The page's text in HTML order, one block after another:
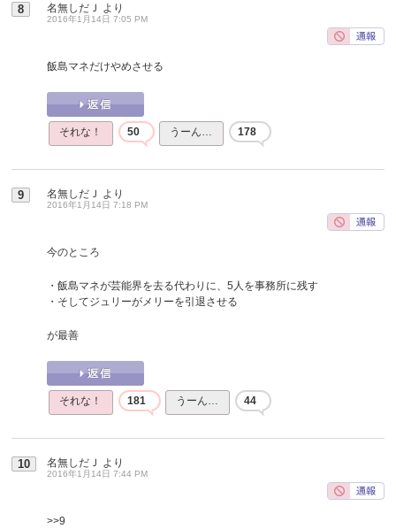
8 名無しだＪ より
2016年1月14日 7:05 PM
飯島マネだけやめさせる
それな！ 50 うーん… 178
9 名無しだＪ より
2016年1月14日 7:18 PM
今のところ
・飯島マネが芸能界を去る代わりに、5人を事務所に残す
・そしてジュリーがメリーを引退させる
が最善
それな！ 181 うーん… 44
10 名無しだＪ より
2016年1月14日 7:44 PM
>>9